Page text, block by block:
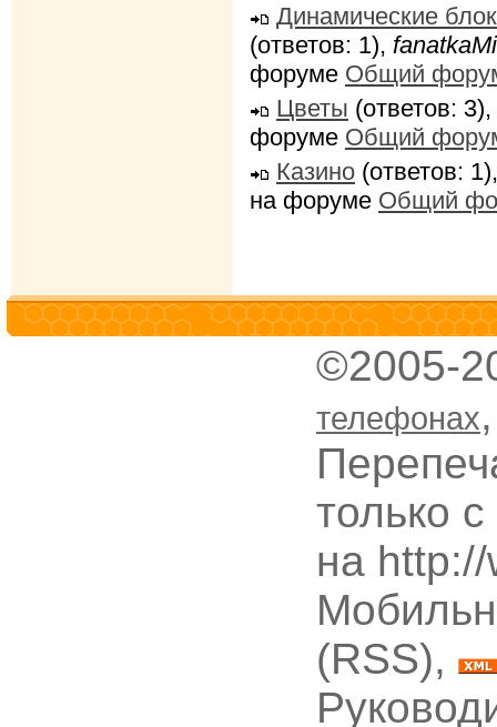
Динамические
(ответов: 1),
форуме Общий
Цветы (ответов: 3),
форуме Общий
Казино (ответов:
на форуме Общий
©2005-
телефонах
только
на
(RSS),